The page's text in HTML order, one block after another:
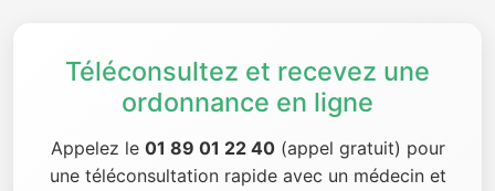
Téléconsultez et recevez une
ordonnance en ligne
Appelez le 01 89 01 22 40(appel gratuit) pour
une téléconsultation rapide avec un médecin et